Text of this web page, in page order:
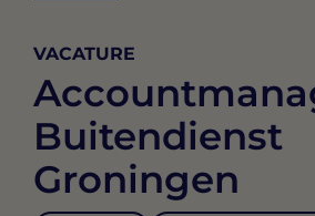
VACATURE
Buitendienst
Groningen